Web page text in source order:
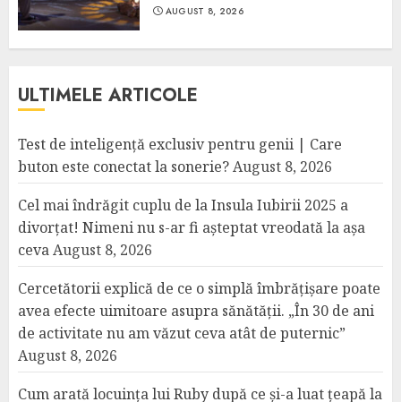
AUGUST 8, 2026
ULTIMELE ARTICOLE
Test de inteligență exclusiv pentru genii | Care
buton este conectat la sonerie?August 8, 2026
Cel mai îndrăgit cuplu de la Insula Iubirii 2025 a
divorțat! Nimeni nu s-ar fi așteptat vreodată la așa
cevaAugust 8, 2026
Cercetătorii explică de ce o simplă îmbrățișare poate
avea efecte uimitoare asupra sănătății. „În 30 de ani
de activitate nu am văzut ceva atât de puternic”
August 8, 2026
Cum arată locuința lui Ruby după ce și-a luat țeapă la